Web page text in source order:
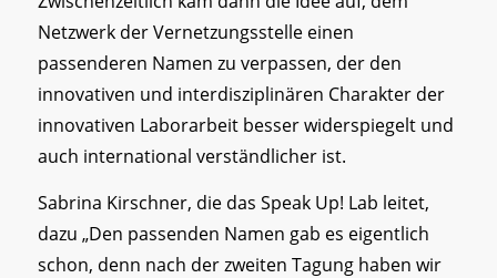
Netzwerk der Vernetzungsstelle einen
passenderen Namen zu verpassen, der den
innovativen und interdisziplinären Charakter der
innovativen Laborarbeit besser widerspiegelt und
auch international verständlicher ist.
Sabrina Kirschner, die das Speak Up! Lab leitet,
dazu „Den passenden Namen gab es eigentlich
schon, denn nach der zweiten Tagung haben wir